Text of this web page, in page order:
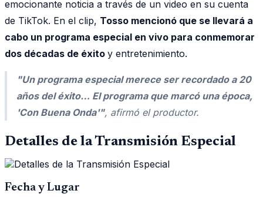
emocionante noticia a través de un video en su cuenta
de TikTok. En el clip, Tosso mencionó que se llevará a
cabo un programa especial en vivo para conmemorar
dos décadas de éxito y entretenimiento.
"Un programa especial merece ser recordado a 20
años del éxito… El programa que marcó una época,
'Con Buena Onda'", afirmó el productor.
Detalles de la Transmisión Especial
Fecha y Lugar